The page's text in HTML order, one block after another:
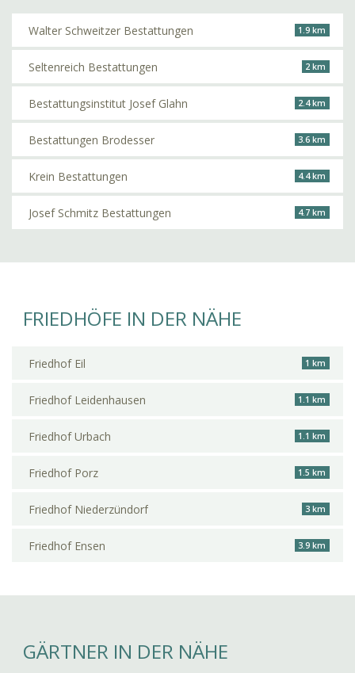
Walter Schweitzer Bestattungen 1.9 km
Seltenreich Bestattungen 2 km
Bestattungsinstitut Josef Glahn 2.4 km
Bestattungen Brodesser 3.6 km
Krein Bestattungen 4.4 km
Josef Schmitz Bestattungen 4.7 km
FRIEDHÖFE IN DER NÄHE
Friedhof Eil 1 km
Friedhof Leidenhausen 1.1 km
Friedhof Urbach 1.1 km
Friedhof Porz 1.5 km
Friedhof Niederzündorf 3 km
Friedhof Ensen 3.9 km
GÄRTNER IN DER NÄHE